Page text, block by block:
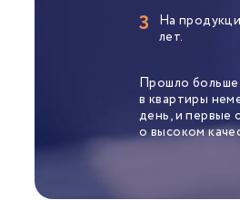
3
На
лет.
Прошло больше
в квартиры
день, и первые
о высоком